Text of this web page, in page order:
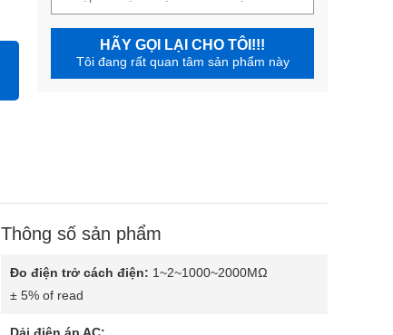
HÃY GỌI LẠI CHO TÔI!!!
Tôi đang rất quan tâm sản phẩm này
Thông số sản phẩm
Đo điện trở cách điện: 1~2~1000~2000MΩ
± 5% of read